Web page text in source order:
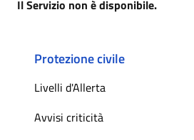
Il Servizio non è disponibile.
Protezione civile
Livelli d'Allerta
Avvisi criticità